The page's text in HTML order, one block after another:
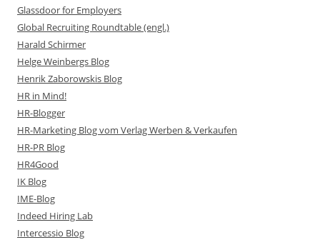
Glassdoor for Employers
Global Recruiting Roundtable (engl.)
Harald Schirmer
Helge Weinbergs Blog
Henrik Zaborowskis Blog
HR in Mind!
HR-Blogger
HR-Marketing Blog vom Verlag Werben & Verkaufen
HR-PR Blog
HR4Good
IK Blog
IME-Blog
Indeed Hiring Lab
Intercessio Blog